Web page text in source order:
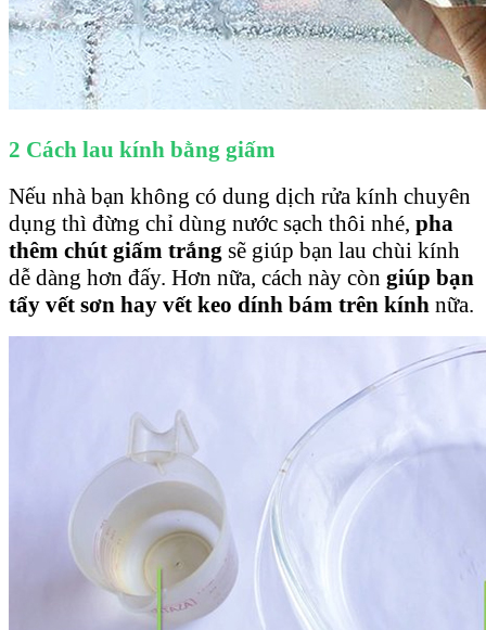
2 Cách lau kính bằng giấm
Nếu nhà bạn không có dung dịch rửa kính chuyên
dụng thì đừng chỉ dùng nước sạch thôi nhé, pha
thêm chút giấm trắng sẽ giúp bạn lau chùi kính
dễ dàng hơn đấy. Hơn nữa, cách này còn giúp bạn
tẩy vết sơn hay vết keo dính bám trên kính nữa.